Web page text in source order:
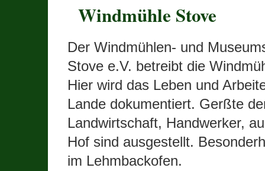
Windmühle Stove
Der Windmühlen- und
Stove e.V. betreibt die
Hier wird das Leben und
Lande dokumentiert. Gerßte
Landwirtschaft, Handwerker,
Hof sind ausgestellt.
im Lehmbackofen.